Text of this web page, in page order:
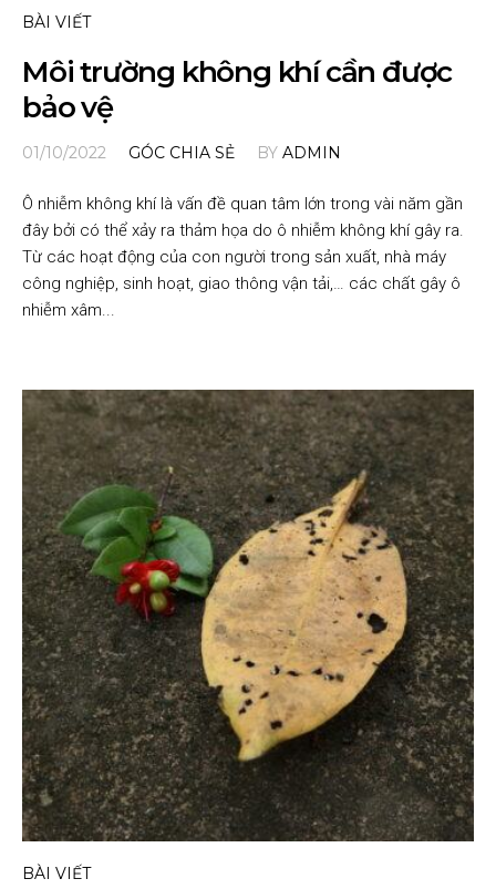
BÀI VIẾT
Môi trường không khí cần được
bảo vệ
01/10/2022 GÓC CHIA SẺ BY ADMIN
Ô nhiễm không khí là vấn đề quan tâm lớn trong vài năm gần
đây bởi có thể xảy ra thảm họa do ô nhiễm không khí gây ra.
Từ các hoạt động của con người trong sản xuất, nhà máy
công nghiệp, sinh hoạt, giao thông vận tải,… các chất gây ô
nhiễm xâm...
BÀI VIẾT